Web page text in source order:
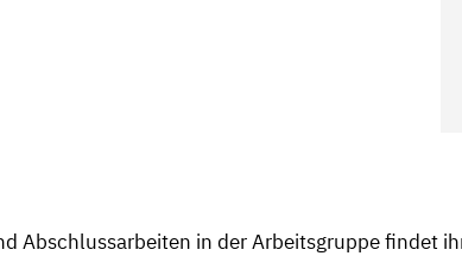
Abschlussarbeiten in der Arbeitsgruppe findet